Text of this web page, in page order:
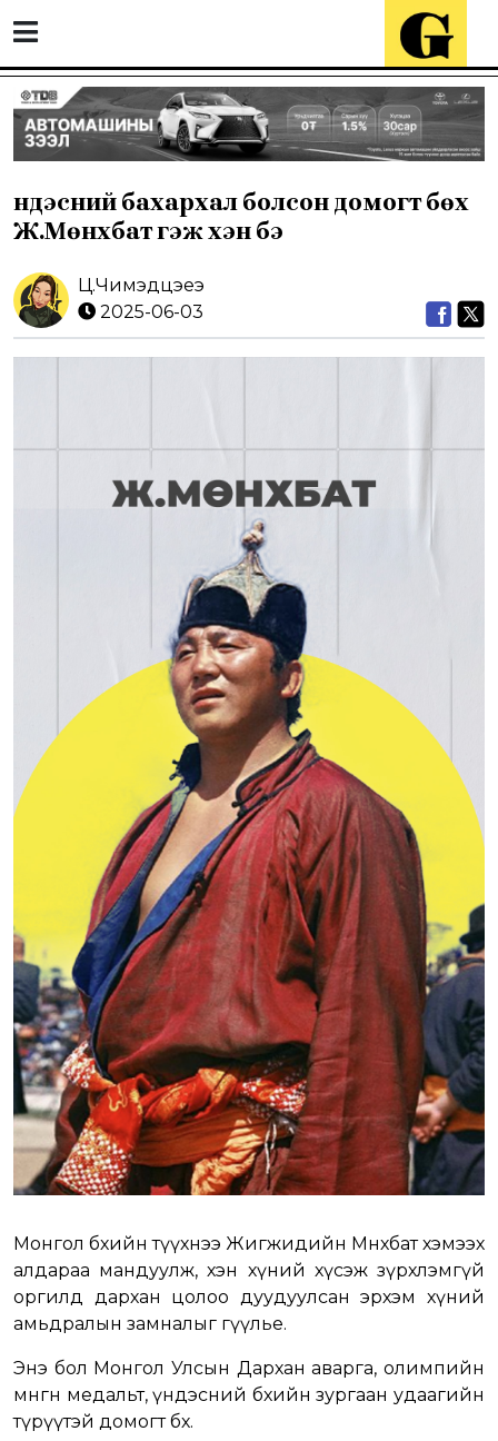
Үндэсний бахархал болсон домогт бөх
Ж.Мөнхбат гэж хэн бэ
Ц.Чимэдцэеэ
2025-06-03
Монгол бөхийн түүхнээ Жигжидийн Мөнхбат хэмээх
алдараа мандуулж, хэн хүний хүсэж зүрхлэмгүй
оргилд дархан цолоо дуудуулсан эрхэм хүний
амьдралын замналыг өгүүлье.
Энэ бол Монгол Улсын Дархан аварга, олимпийн
мөнгөн медальт, үндэсний бөхийн зургаан удаагийн
түрүүтэй домогт бөх.